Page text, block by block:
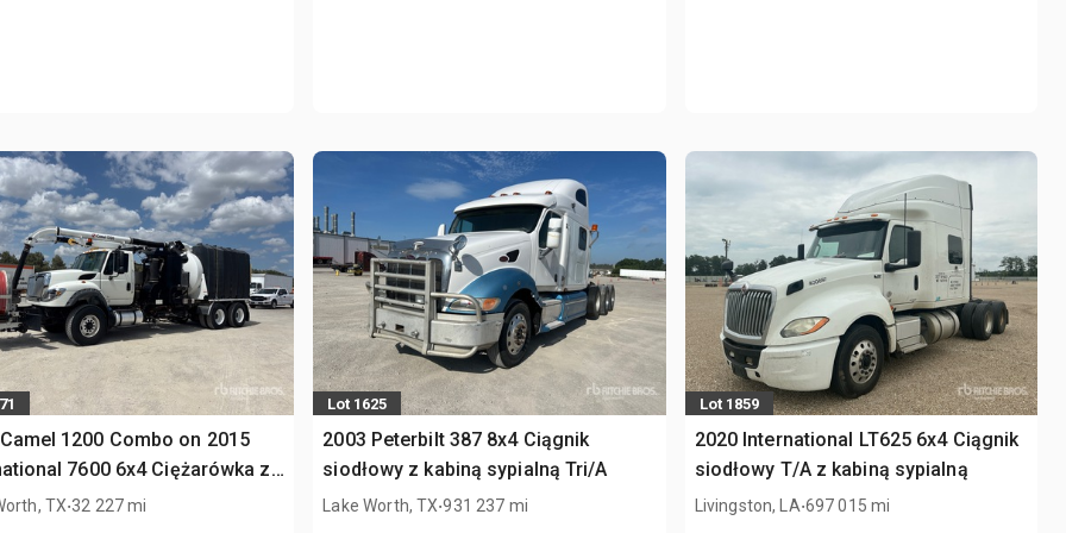
1200 Combo on 2015
7600 6x4 Ciężarówka z
próżniową
TX.32 227 mi
Lot 1625
2003 Peterbilt 387 8x4 Ciągnik
siodłowy z kabiną sypialną Tri/A
Lake Worth, TX.931 237 mi
Lot 1859
2020 International LT625 6x4 Ciągnik
siodłowy T/A z kabiną sypialną
Livingston, LA.697 015 mi